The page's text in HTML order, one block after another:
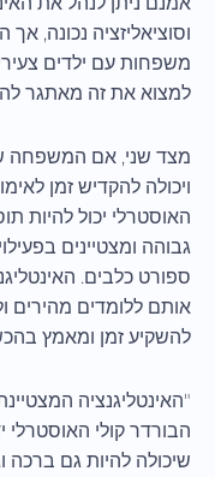
וסוציאליזציה נכונה,
משפחות עם ילדים
למצוא את זה מאתגר
מצד שני, אם המשפחה
ויכולה להקדיש זמן
האוסטרלי יכול להיות
גבוהה ומצטיינים
ספורט כלבים.
אותם ללומדים מהירים
להשקיע זמן ומאמץ
"האינטליגנציה
הבורדר קולי האוסטרלי
שיכולה להיות גם ברכה